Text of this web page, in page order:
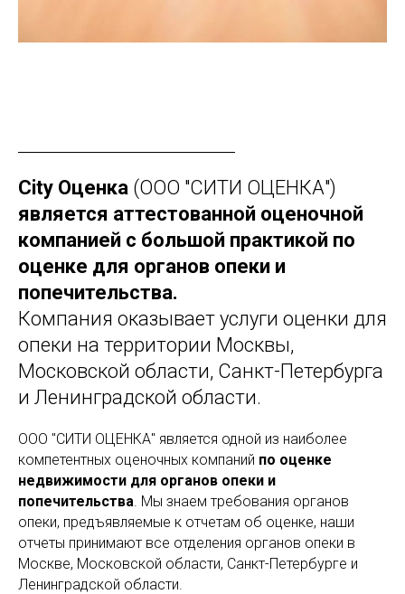
City Оценка (ООО "СИТИ ОЦЕНКА")
является аттестованной оценочной
компанией с большой практикой по
оценке для органов опеки и
попечительства.
Компания оказывает услуги оценки для
опеки на территории Москвы,
Московской области, Санкт-Петербурга
и Ленинградской области.
ООО "СИТИ ОЦЕНКА" является одной из наиболее
компетентных оценочных компаний по оценке
недвижимости для органов опеки и
попечительства. Мы знаем требования органов
опеки, предъявляемые к отчетам об оценке, наши
отчеты принимают все отделения органов опеки в
Москве, Московской области, Санкт-Петербурге и
Ленинградской области.